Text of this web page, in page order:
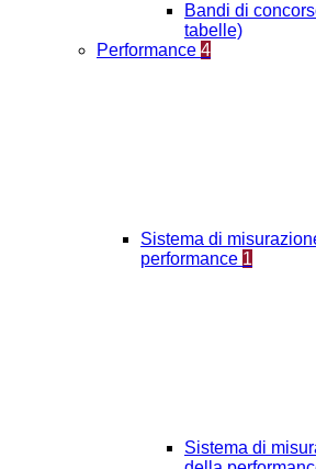
Bandi di
tabelle)
Performance 4
Sistema di
performance 1
Sistema di